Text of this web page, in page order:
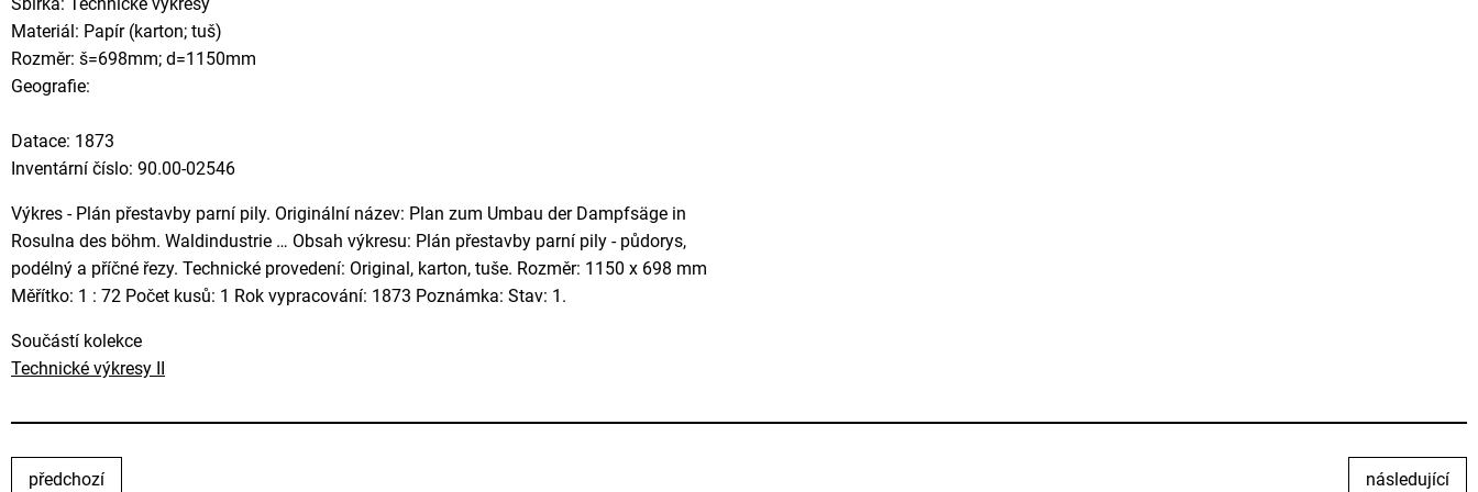
Materiál: Papír (karton; tuš)
Rozměr: š=698mm; d=1150mm
Geografie:
Datace: 1873
Inventární číslo: 90.00-02546
Výkres - Plán přestavby parní pily. Originální název: Plan zum Umbau der Dampfsäge in
Rosulna des böhm. Waldindustrie … Obsah výkresu: Plán přestavby parní pily - půdorys,
podélný a příčné řezy. Technické provedení: Original, karton, tuše. Rozměr: 1150 x 698 mm
Měřítko: 1 : 72 Počet kusů: 1 Rok vypracování: 1873 Poznámka: Stav: 1.
Součástí kolekce
Technické výkresy II
předchozí následující